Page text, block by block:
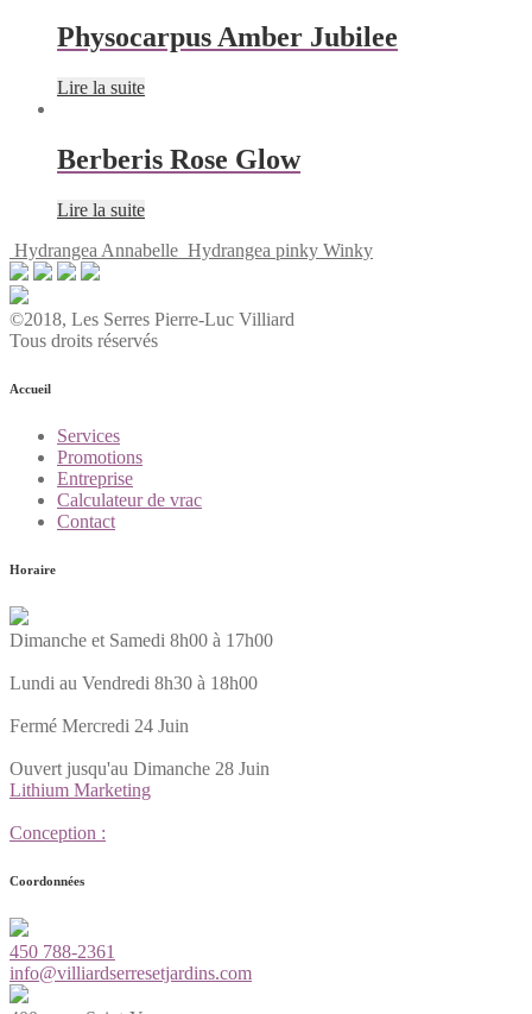
Physocarpus Amber Jubilee
Lire la suite
Berberis Rose Glow
Lire la suite
Hydrangea Annabelle Hydrangea pinky Winky
©2018, Les Serres Pierre-Luc Villiard
Tous droits réservés
Accueil
Services
Promotions
Entreprise
Calculateur de vrac
Contact
Horaire
Dimanche et Samedi 8h00 à 17h00
Lundi au Vendredi 8h30 à 18h00
Fermé Mercredi 24 Juin
Ouvert jusqu'au Dimanche 28 Juin
Lithium Marketing
Conception :
Coordonnées
450 788-2361
info@villiardserresetjardins.com